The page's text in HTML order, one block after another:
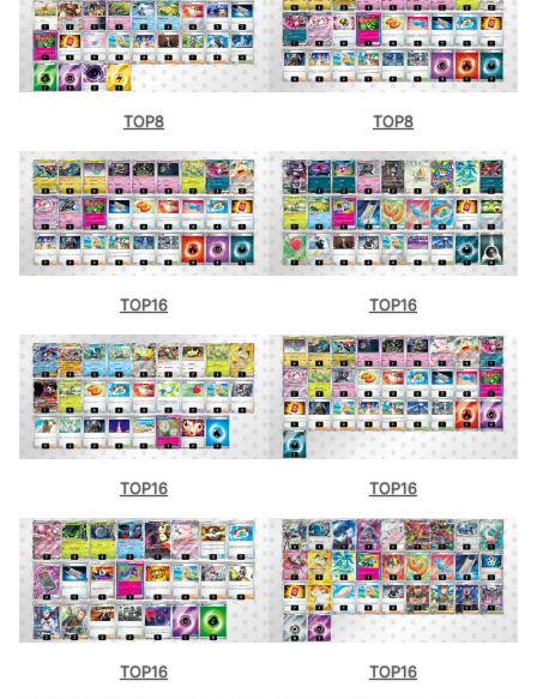
TOP8 TOP8
TOP16 TOP16
TOP16 TOP16
TOP16 TOP16